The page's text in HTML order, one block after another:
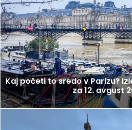
Kaj početi to sredo v Parizu?
za 12. avgust